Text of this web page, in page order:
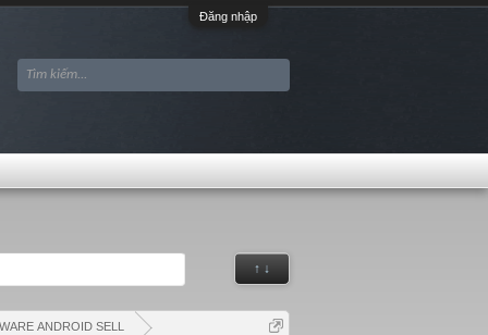
Đăng nhập
↑ ↓
ANDROID SELL